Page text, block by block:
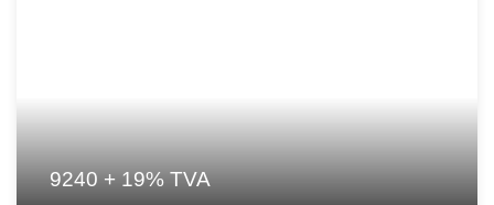
9240 + 19% TVA